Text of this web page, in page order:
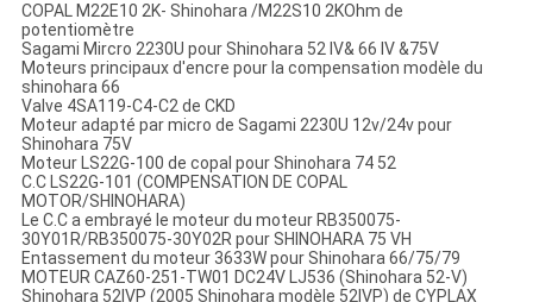
COPAL M22E10 2K- Shinohara /M22S10 2KOhm de
potentiomètre
Sagami Mircro 2230U pour Shinohara 52 IV& 66 IV &75V
Moteurs principaux d'encre pour la compensation modèle du
shinohara 66
Valve 4SA119-C4-C2 de CKD
Moteur adapté par micro de Sagami 2230U 12v/24v pour
Shinohara 75V
Moteur LS22G-100 de copal pour Shinohara 74 52
C.C LS22G-101 (COMPENSATION DE COPAL
MOTOR/SHINOHARA)
Le C.C a embrayé le moteur du moteur RB350075-
30Y01R/RB350075-30Y02R pour SHINOHARA 75 VH
Entassement du moteur 3633W pour Shinohara 66/75/79
MOTEUR CAZ60-251-TW01 DC24V LJ536 (Shinohara 52-V)
Shinohara 52IVP (2005 Shinohara modèle 52IVP) de CYPLAX